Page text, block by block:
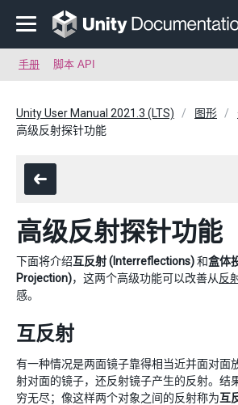
手册 脚本 API
Unity User Manual 2021.3 (LTS) 图形
高级反射探针功能
高级反射探针功能
下面将介绍互反射 (Interreflections)和盒体
Projection)，这两个高级功能可以改善从反
感。
互反射
有一种情况是两面镜子靠得相当近并面对面
射对面的镜子，还反射镜子产生的反射。结
穷无尽；像这样两个对象之间的反射称为互